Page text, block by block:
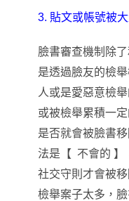
3. 貼文或帳號被
臉書審查機制除
是透過臉友的檢舉
人或是愛惡意檢
或被檢舉累積一
是否就會被臉書
法是 【 不會的 】
社交守則才會被
檢舉案子太多 ，